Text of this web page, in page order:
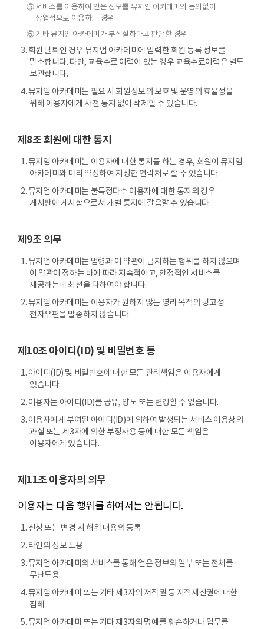
⑤ 서비스를 이용하여 얻은 정보를 뮤지엄 아카데미의 동의없이
상업적으로 이용하는 경우
⑥ 기타 뮤지엄 아카데미가 부적절하다고 판단한 경우
3. 회원 탈퇴인 경우 뮤지엄 아카데미에 입력한 회원 등록 정보를
말소합니다. 다만, 교육수료 이력이 있는 경우 교육수료이력은 별도
보관합니다.
4. 뮤지엄 아카데미는 필요 시 회원정보의 보호 및 운영의 효율성을
위해 이용자에게 사전 통지 없이 삭제할 수 있습니다.
제8조 회원에 대한 통지
1. 뮤지엄 아카데미는 이용자에 대한 통지를 하는 경우, 회원이 뮤지엄
아카데미와 미리 약정하여 지정한 연락처로 할 수 있습니다.
2. 뮤지엄 아카데미는 불특정다수 이용자에 대한 통지의 경우
게시판에 게시함으로서 개별 통지에 갈음할 수 있습니다.
제9조 의무
1. 뮤지엄 아카데미는 법령과 이 약관이 금지하는 행위를 하지 않으며
이 약관이 정하는 바에 따라 지속적이고, 안정적인 서비스를
제공하는데 최선을 다하여야 합니다.
2. 뮤지엄 아카데미는 이용자가 원하지 않는 영리 목적의 광고성
전자우편을 발송하지 않습니다.
제10조 아이디(ID) 및 비밀번호 등
1. 아이디(ID) 및 비밀번호에 대한 모든 관리책임은 이용자에게
있습니다.
2. 이용자는 아이디(ID)를 공유, 양도 또는 변경할 수 없습니다.
3. 이용자에게 부여된 아이디(ID)에 의하여 발생되는 서비스 이용상의
과실 또는 제3자에 의한 부정사용 등에 대한 모든 책임은
이용자에게 있습니다.
제11조 이용자의 의무
이용자는 다음 행위를 하여서는 안됩니다.
1. 신청 또는 변경 시 허위 내용의 등록
2. 타인의 정보 도용
3. 뮤지엄 아카데미의 서비스를 통해 얻은 정보의 일부 또는 전체를
무단도용
4. 뮤지엄 아카데미 또는 기타 제3자의 저작권 등 지적재산권에 대한
침해
5. 뮤지엄 아카데미 또는 기타 제3자의 명예를 훼손하거나 업무를